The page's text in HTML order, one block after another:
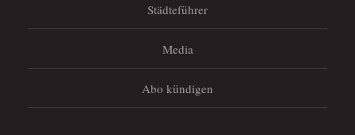
Städteführer
Media
Abo kündigen